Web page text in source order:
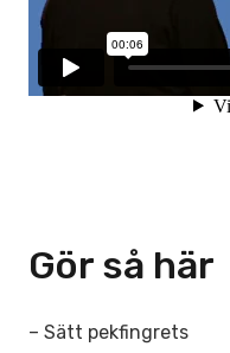
Gör så här
– Sätt pekfingrets